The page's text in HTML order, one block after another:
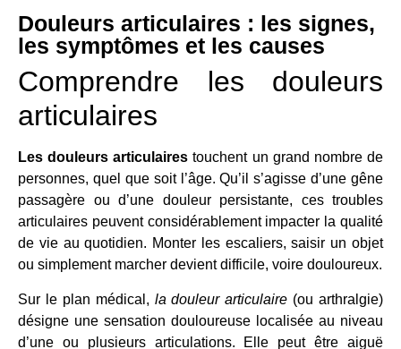
Douleurs articulaires : les signes,
les symptômes et les causes
Comprendre les douleurs
articulaires
Les douleurs articulaires touchent un grand nombre de
personnes, quel que soit l’âge. Qu’il s’agisse d’une gêne
passagère ou d’une douleur persistante, ces troubles
articulaires peuvent considérablement impacter la qualité
de vie au quotidien. Monter les escaliers, saisir un objet
ou simplement marcher devient difficile, voire douloureux.
Sur le plan médical, la douleur articulaire (ou arthralgie)
désigne une sensation douloureuse localisée au niveau
d’une ou plusieurs articulations. Elle peut être aiguë